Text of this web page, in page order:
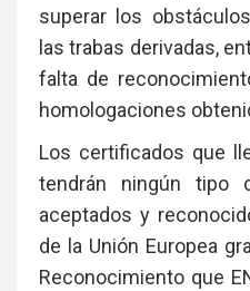
superar los
las trabas derivadas,
falta de
homologaciones
Los certificados que
tendrán ningún tipo
aceptados y
de la Unión Europea
Reconocimiento que